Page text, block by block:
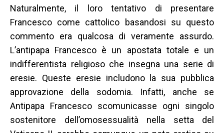
Naturalmente, il loro tentativo di presentare
Francesco come cattolico basandosi su questo
commento era qualcosa di veramente assurdo.
L’antipapa Francesco è un apostata totale e un
indifferentista religioso che insegna una serie di
eresie. Queste eresie includono la sua pubblica
approvazione della sodomia. Infatti, anche se
Antipapa Francesco scomunicasse ogni singolo
sostenitore dell’omosessualità nella setta del